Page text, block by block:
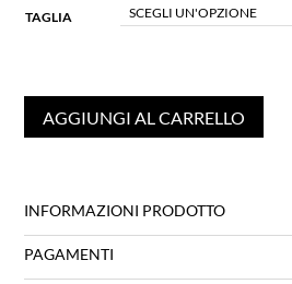
TAGLIA
AGGIUNGI AL CARRELLO
INFORMAZIONI PRODOTTO
PAGAMENTI